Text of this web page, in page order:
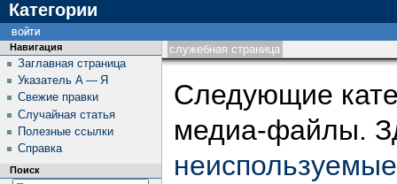
Категории
служебная страница
Следующие
медиа-файлы.
Навигация
Заглавная страница
Указатель А — Я
Свежие правки
Случайная статья
Полезные ссылки
Справка
Поиск
войти